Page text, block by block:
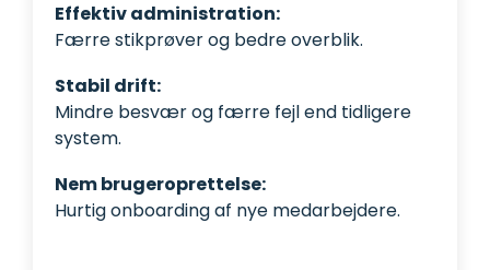
Effektiv administration:
Færre stikprøver og bedre overblik.
Stabil drift:
Mindre besvær og færre fejl end tidligere
system.
Nem brugeroprettelse:
Hurtig onboarding af nye medarbejdere.